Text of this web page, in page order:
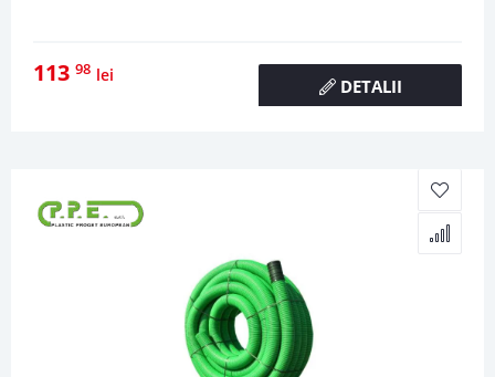
113 98 lei
DETALII